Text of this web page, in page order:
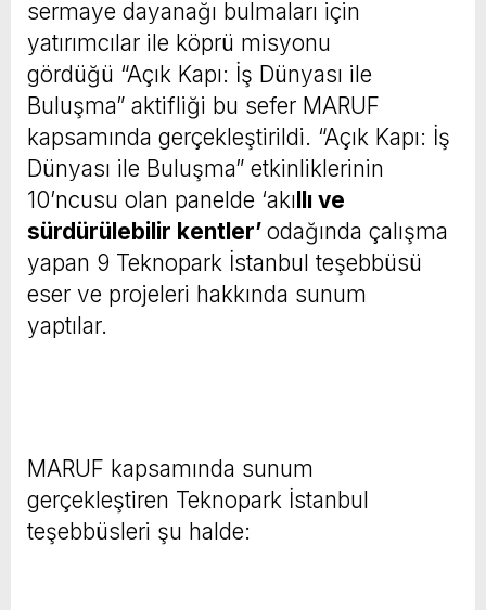
sermaye dayanağı bulmaları için
yatırımcılar ile köprü misyonu
gördüğü “Açık Kapı: İş Dünyası ile
Buluşma” aktifliği bu sefer MARUF
kapsamında gerçekleştirildi. “Açık Kapı: İş
Dünyası ile Buluşma” etkinliklerinin
10’ncusu olan panelde ‘akıllı ve
sürdürülebilir kentler’ odağında çalışma
yapan 9 Teknopark İstanbul teşebbüsü
eser ve projeleri hakkında sunum
yaptılar.
MARUF kapsamında sunum
gerçekleştiren Teknopark İstanbul
teşebbüsleri şu halde: